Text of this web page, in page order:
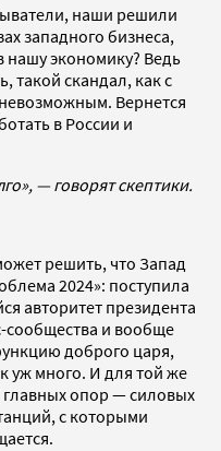
наши решили
западного бизнеса,
нашу экономику? Ведь
такой скандал, как с
Вернется
в России и
— говорят скептики.
решить, что Запад
2024»: поступила
авторитет президента
сообщества и вообще
доброго царя,
уж много. И для той же
опор — силовых
с которыми